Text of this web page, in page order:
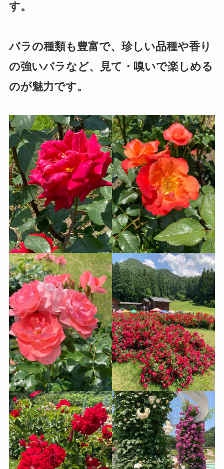
す。
バラの種類も豊富で、珍しい品種や香り
の強いバラなど、見て・嗅いで楽しめる
のが魅力です。